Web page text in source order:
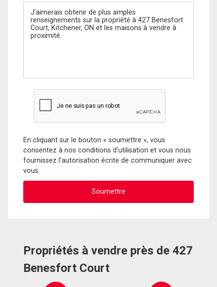
Message
En cliquant sur le bouton « soumettre », vous
consentez à nos conditions d'utilisation et vous nous
fournissez l'autorisation écrite de communiquer avec
vous.
Propriétés à vendre près de 427
Benesfort Court